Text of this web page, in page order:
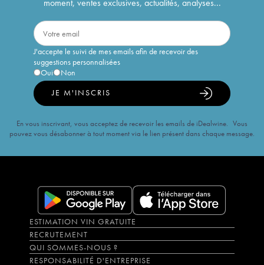
moment, ventes exclusives, actualités, analyses...
J'accepte le suivi de mes emails afin de recevoir des
suggestions personnalisées
Oui
Non
JE M'INSCRIS
En vous inscrivant, vous acceptez de recevoir les emails de iDealwine. Vous
pouvez vous désabonner à tout moment via le lien présent dans chaque message.
ESTIMATION VIN GRATUITE
RECRUTEMENT
QUI SOMMES-NOUS ?
RESPONSABILITÉ D'ENTREPRISE